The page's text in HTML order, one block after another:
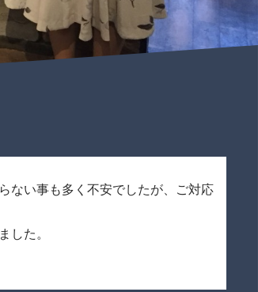
ない事も多く不安でしたが、ご対応
した。